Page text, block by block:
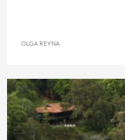
OLGA REYNA